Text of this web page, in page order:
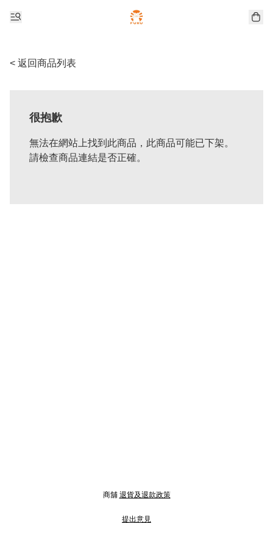
< 返回商品列表
很抱歉
無法在網站上找到此商品，此商品可能已下架。
請檢查商品連結是否正確。
商舖 退貨及退款政策
提出意見